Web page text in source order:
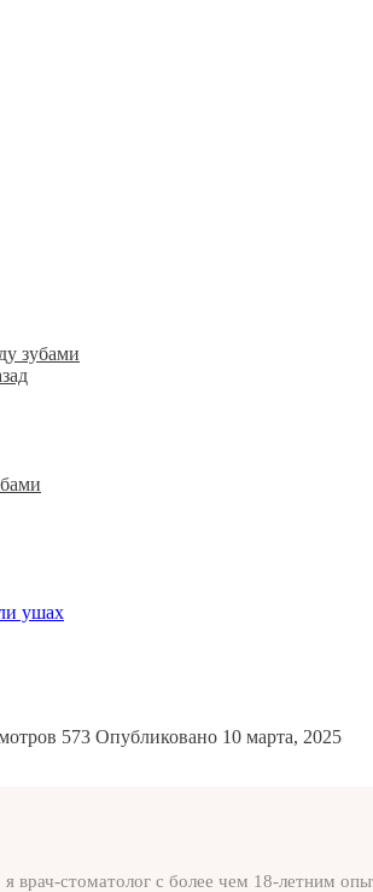
зубами
ушах
573 Опубликовано 10 марта, 2025
врач-стоматолог с более чем 18-летним